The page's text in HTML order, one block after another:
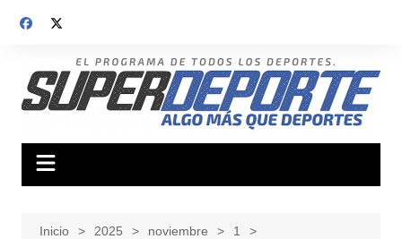
Inicio 2025 noviembre
1